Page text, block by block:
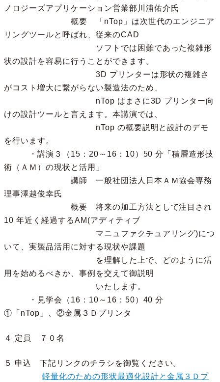
ノロジーズアプリケーション営業部川浦佑介氏
概要 「nTop」は次世代のエンジニア
リングツールと呼ばれ、従来のCAD
ソフトでは困難であった複雑形
状の設計を容易に行うことができます。
3D プリンターは形状の複雑さ
がコスト増大に繋がらない製造法のため、
nTop はまさに3D プリンター向
けの設計ツールと言えます。本講演では、
nTop の概要説明と設計のデモ
を行います。
・講演３（15：20～16：10）50 分「積層造形技
術（ＡＭ）の現状と活用」
講師 一般社団法人日本ＡＭ協会専務
理事澤越俊幸氏
概要 将来の加工方法として注目され
10 年近く経過するAM(アディティブ
マニュファクチュアリング)につ
いて、実製品活用に対する現状や課題
を理解した上で、どのように活
用を始めるべきか、事例を交えて御説明
いたします。
・見学会（16：10～16：50）40 分
①「nTop」、②金属３Ｄプリンタ
４ 定員 ７０名
５ 申込 下記リンクのチラシを御覧ください。
軽量化のための形状最適化設計と金属３Ｄプ